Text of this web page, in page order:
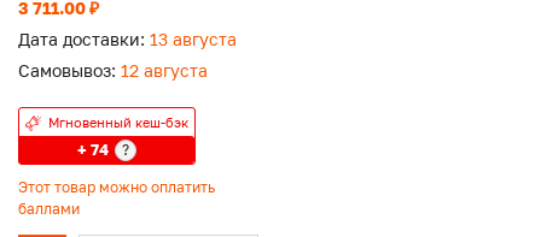
3 711.00 ₽
Дата доставки: 13 августа
Самовывоз: 12 августа
Мгновенный кеш-бэк
+ 74 ?
Этот товар можно оплатить
баллами